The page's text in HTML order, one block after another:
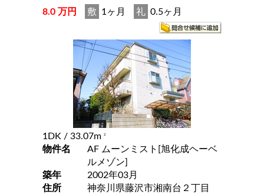
8.0 万円 敷 1ヶ月 礼 0.5ヶ月
1DK / 33.07m 2
物件名
AF ムーンミスト[旭化成ヘーベ
ルメゾン]
築年
2002年03月
住所
神奈川県藤沢市湘南台２丁目